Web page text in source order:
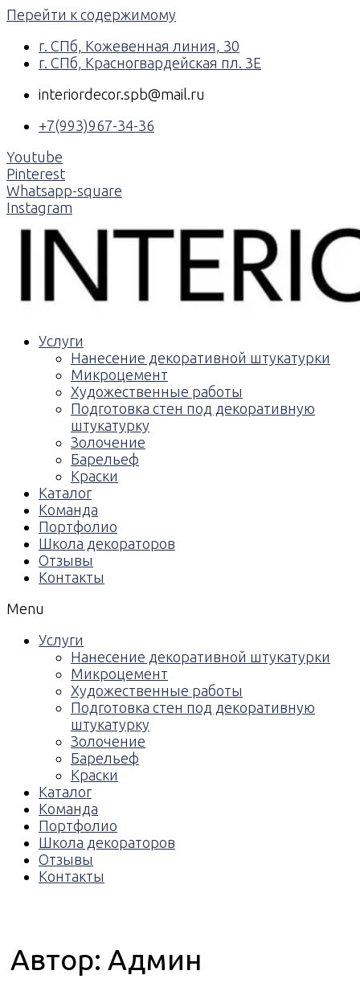
Перейти к содержимому
г. СПб, Кожевенная линия, 30
г. СПб, Красногвардейская пл. 3Е
interiordecor.spb@mail.ru
+7(993)967-34-36
Youtube
Pinterest
Whatsapp-square
Instagram
Услуги
Нанесение декоративной штукатурки
Микроцемент
Художественные работы
Подготовка стен под декоративную
штукатурку
Золочение
Барельеф
Краски
Каталог
Команда
Портфолио
Школа декораторов
Отзывы
Контакты
Menu
Услуги
Нанесение декоративной штукатурки
Микроцемент
Художественные работы
Подготовка стен под декоративную
штукатурку
Золочение
Барельеф
Краски
Каталог
Команда
Портфолио
Школа декораторов
Отзывы
Контакты
Автор: Админ